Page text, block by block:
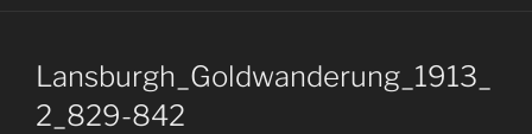
Lansburgh_Goldwanderung_1913_
2_829-842